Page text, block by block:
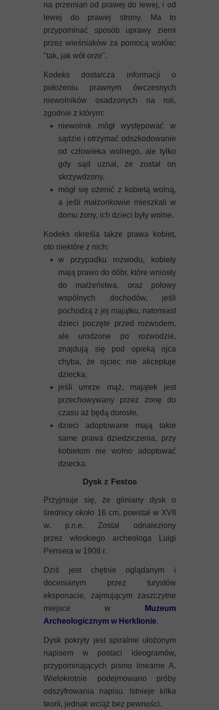
na przemian od prawej do lewej, i od
lewej do prawej strony. Ma to
przypominać sposób uprawy ziemi
przez wieśniaków za pomocą wołów:
"tak, jak wół orze".
Kodeks dostarcza informacji o
położeniu prawnym ówczesnych
niewolników osadzonych na roli,
zgodnie z którym:
niewolnik mógł występować w
sądzie i otrzymać odszkodowanie
od człowieka wolnego, ale tylko
gdy sąd uznał, że został on
skrzywdzony,
mógł się ożenić z kobietą wolną,
a jeśli małżonkowie mieszkali w
domu żony, ich dzieci były wolne.
Kodeks określa także prawa kobiet,
oto niektóre z nich:
w przypadku rozwodu, kobiety
mają prawo do dóbr, które wniosły
do małżeństwa, oraz połowy
wspólnych dochodów, jeśli
pochodzą z jej majątku, natomiast
dzieci poczęte przed rozwodem,
ale urodzone po rozwodzie,
znajdują się pod opieką ojca
chyba, że ojciec nie akceptuje
dziecka,
jeśli umrze mąż, majątek jest
przechowywany przez żonę do
czasu aż będą dorosłe,
dzieci adoptowane mają takie
same prawa dziedziczenia, przy
kobietom nie wolno adoptować
dziecka.
Dysk z Festos
Przyjmuje się, że gliniany dysk o
średnicy około 16 cm, powstał w XVII
w. p.n.e. Został odnaleziony
przez włoskiego archeologa Luigi
Perniera w 1908 r.
Dziś jest chętnie oglądanym i
docenianym przez turystów
eksponacie, zajmującym zaszczytne
miejsce w
Muzeum
Archeologicznym w Herklionie.
Dysk pokryty jest spiralnie ułożonym
napisem w postaci ideogramów,
przypominających pismo linearne A.
Wielokrotnie podejmowano próby
odszyfrowania napisu. Istnieje kilka
teorii, jednak wciąż bez pewności.